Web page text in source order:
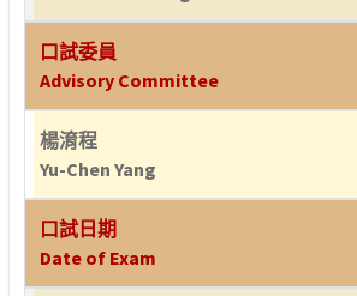
口試委員
Advisory Committee
楊淯程
Yu-Chen Yang
口試日期
Date of Exam